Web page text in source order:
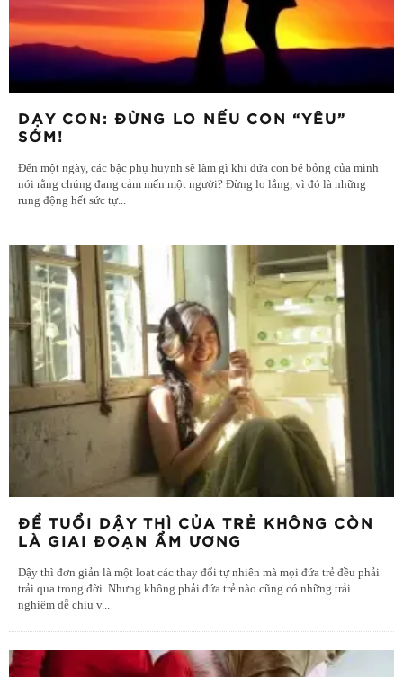
DẠY CON: ĐỪNG LO NẾU CON “YÊU”
SỚM!
Đến một ngày, các bậc phụ huynh sẽ làm gì khi đứa con bé bỏng của mình
nói rằng chúng đang cảm mến một người? Đừng lo lắng, vì đó là những
rung động hết sức tự...
ĐỂ TUỔI DẬY THÌ CỦA TRẺ KHÔNG CÒN
LÀ GIAI ĐOẠN ẨM ƯƠNG
Dậy thì đơn giản là một loạt các thay đổi tự nhiên mà mọi đứa trẻ đều phải
trải qua trong đời. Nhưng không phải đứa trẻ nào cũng có những trải
nghiệm dễ chịu v...